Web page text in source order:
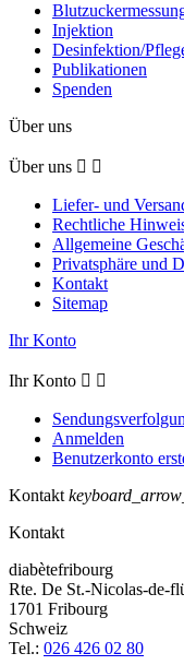
Injektion
Desinfektion/
Publikationen
Spenden
Über uns
Über uns  
Liefer- und
Rechtliche
Allgemeine
Privatsphäre und
Kontakt
Sitemap
Ihr Konto
Ihr Konto  
Anmelden
Benutzerkonto
Kontakt
Kontakt
diabètefribourg
Rte. De St.-Nicolas-de-
1701 Fribourg
Schweiz
Tel.: 026 426 02 80